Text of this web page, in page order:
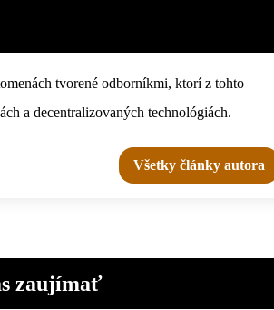
tvorené odborníkmi, ktorí z tohto
a decentralizovaných technológiách.
Všetky články autora
zaujímať